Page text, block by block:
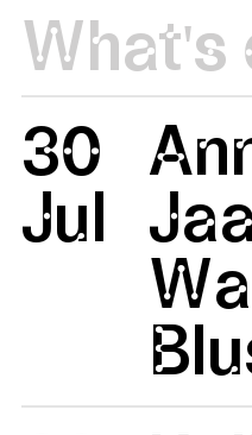
What's
30
Jul